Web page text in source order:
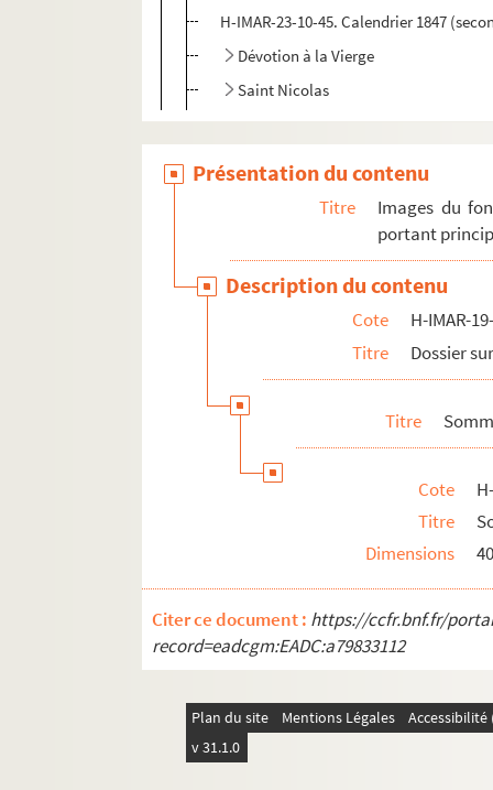
H-IMAR-23-10-45. Calendrier 1847
Dévotion à la Vierge
Saint Nicolas
Présentation du contenu
Titre
Images du
portant
Description du contenu
Cote
H-IMAR-
Titre
Dossier
Titre
Cote
Titre
Dimensions
Citer ce document : https://ccfr.bnf.fr/
record=eadcgm:EADC:a79833112
Plan du site Mentions Légales
v 31.1.0